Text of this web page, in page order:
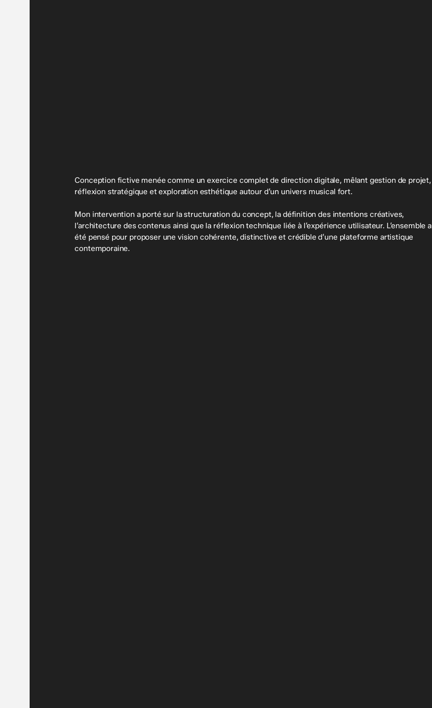
Conception fictive menée comme un exercice complet de direction digitale, mêlant gestion de projet,
réflexion stratégique et exploration esthétique autour d’un univers musical fort.
Mon intervention a porté sur la structuration du concept, la définition des intentions créatives,
l’architecture des contenus ainsi que la réflexion technique liée à l’expérience utilisateur. L’ensemble a
été pensé pour proposer une vision cohérente, distinctive et crédible d’une plateforme artistique
contemporaine.